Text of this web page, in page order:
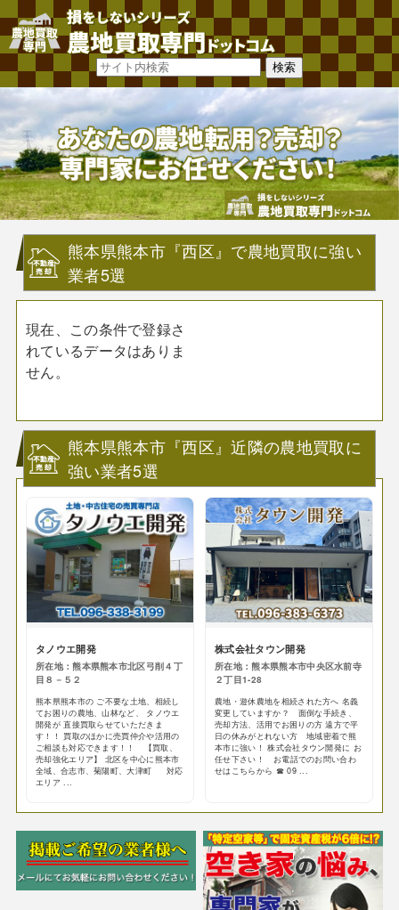
熊本県熊本市『西区』で農地買取に強い
業者5選
現在、この条件で登録さ
れているデータはありま
せん。
熊本県熊本市『西区』近隣の農地買取に
強い業者5選
タノウエ開発
所在地：熊本県熊本市北区弓削４丁
目８－５２
熊本県熊本市の ご不要な土地、相続し
てお困りの農地、山林など、 タノウエ
開発が 直接買取らせていただきま
す！！ 買取のほかに売買仲介や活用の
ご相談も対応できます！！ 【買取、
売却強化エリア】 北区を中心に熊本市
全域、合志市、菊陽町、大津町 対応
エリア ...
株式会社タウン開発
所在地：熊本県熊本市中央区水前寺
２丁目1-28
農地・遊休農地を相続された方へ 名義
変更していますか？ 面倒な手続き、
売却方法、活用でお困りの方 遠方で平
日の休みがとれない方 地域密着で熊
本市に強い！ 株式会社タウン開発に お
任せ下さい！ お電話でのお問い合わ
せはこちらから ☎ 09 ...